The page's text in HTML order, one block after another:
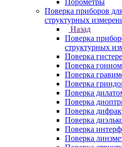
Порометры
Поверка приборов
структурных
Назад
Поверка
структурных
Поверка
Поверка
Поверка
Поверка
Поверка
Поверка
Поверка
Поверка
Поверка
Поверка